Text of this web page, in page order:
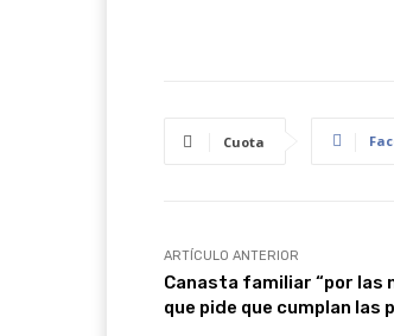
Cuota
ARTÍCULO ANTERIOR
Canasta familiar “por las
que pide que cumplan las